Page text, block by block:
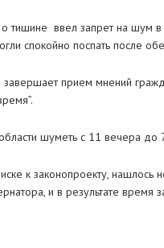
тишине ввел запрет на шум
спокойно поспать после
завершает прием мнений
шуметь с 11 вечера до
к законопроекту,
и в результате